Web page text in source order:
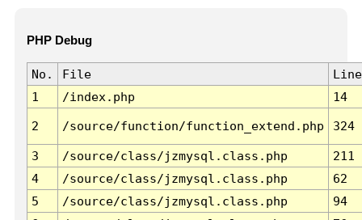
PHP Debug
No. File
Line
1
/index.php 14
2 /source/function/function_extend.php 324
3 /source/class/jzmysql.class.php
211
4
/source/class/jzmysql.class.php
62
5
/source/class/jzmysql.class.php
94